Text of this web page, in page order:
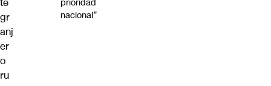
gr
anj
er
o
ru
prioridad
nacional”